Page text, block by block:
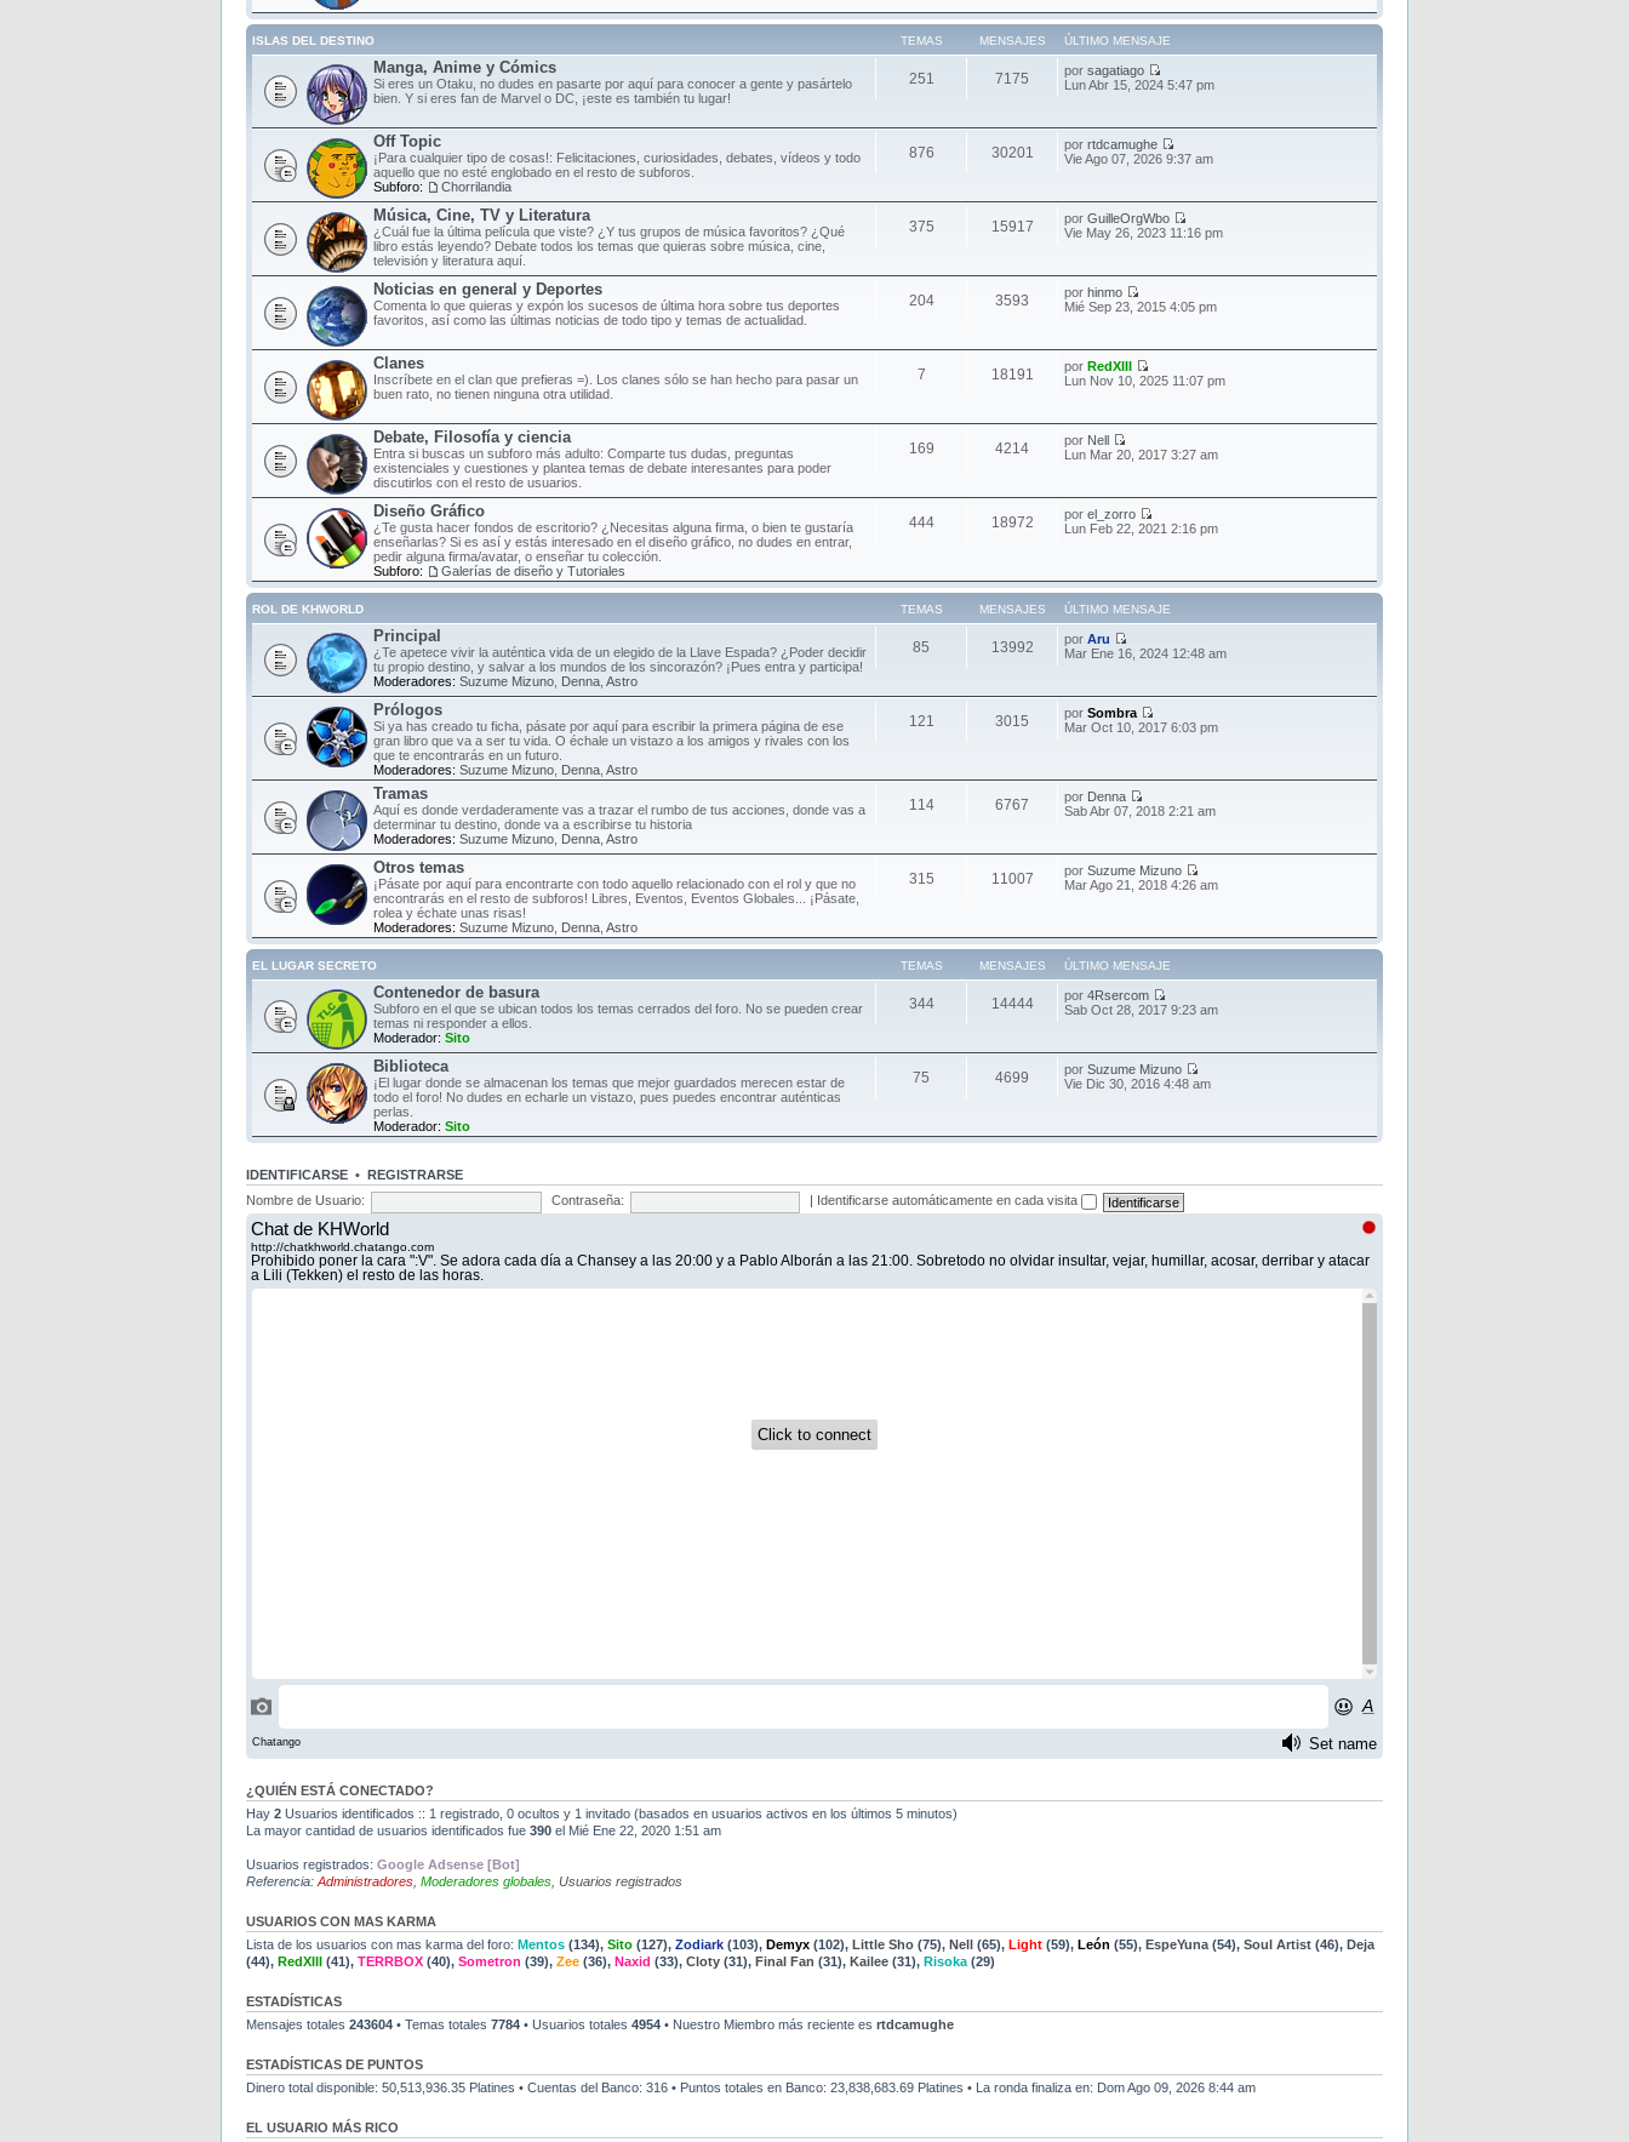
ISLAS DEL DESTINO TEMAS MENSAJES ÚLTIMO MENSAJE
Manga, Anime y Cómics
Si eres un Otaku, no dudes en pasarte por aquí para conocer a gente y pasártelo
bien. Y si eres fan de Marvel o DC, ¡este es también tu lugar!
251 7175 porsagatiago
Lun Abr 15, 2024 5:47 pm
Off Topic
¡Para cualquier tipo de cosas!: Felicitaciones, curiosidades, debates, vídeos y todo
aquello que no esté englobado en el resto de subforos.
Subforo:
Chorrilandia
876 30201 porrtdcamughe
Vie Ago 07, 2026 9:37 am
Música, Cine, TV y Literatura
¿Cuál fue la última película que viste? ¿Y tus grupos de música favoritos? ¿Qué
libro estás leyendo? Debate todos los temas que quieras sobre música, cine,
televisión y literatura aquí.
375 15917 porGuilleOrgWbo
Vie May 26, 2023 11:16 pm
Noticias en general y Deportes
Comenta lo que quieras y expón los sucesos de última hora sobre tus deportes
favoritos, así como las últimas noticias de todo tipo y temas de actualidad.
204 3593 porhinmo
Mié Sep 23, 2015 4:05 pm
Clanes
Inscríbete en el clan que prefieras =). Los clanes sólo se han hecho para pasar un
buen rato, no tienen ninguna otra utilidad.
7 18191 porRedXIII
Lun Nov 10, 2025 11:07 pm
Debate, Filosofía y ciencia
Entra si buscas un subforo más adulto: Comparte tus dudas, preguntas
existenciales y cuestiones y plantea temas de debate interesantes para poder
discutirlos con el resto de usuarios.
169 4214 por Nell
Lun Mar 20, 2017 3:27 am
Diseño Gráfico
¿Te gusta hacer fondos de escritorio? ¿Necesitas alguna firma, o bien te gustaría
enseñarlas? Si es así y estás interesado en el diseño gráfico, no dudes en entrar,
pedir alguna firma/avatar, o enseñar tu colección.
Subforo:
Galerías de diseño y Tutoriales
444 18972 porel_zorro
Lun Feb 22, 2021 2:16 pm
ROL DE KHWORLD TEMAS MENSAJES ÚLTIMO MENSAJE
Principal
¿Te apetece vivir la auténtica vida de un elegido de la Llave Espada? ¿Poder decidir
tu propio destino, y salvar a los mundos de los sincorazón? ¡Pues entra y participa!
Moderadores: Suzume Mizuno Denna Astro
85 13992 porAru
Mar Ene 16, 2024 12:48 am
Prólogos
Si ya has creado tu ficha, pásate por aquí para escribir la primera página de ese
gran libro que va a ser tu vida. O échale un vistazo a los amigos y rivales con los
que te encontrarás en un futuro.
Moderadores: Suzume Mizuno Denna Astro
121 3015 porSombra
Mar Oct 10, 2017 6:03 pm
Tramas
Aquí es donde verdaderamente vas a trazar el rumbo de tus acciones, donde vas a
determinar tu destino, donde va a escribirse tu historia
Moderadores: Suzume Mizuno Denna Astro
114 6767 por Denna
Sab Abr 07, 2018 2:21 am
Otros temas
¡Pásate por aquí para encontrarte con todo aquello relacionado con el rol y que no
encontrarás en el resto de subforos! Libres, Eventos, Eventos Globales... ¡Pásate,
rolea y échate unas risas!
Moderadores: Suzume Mizuno Denna Astro
315 11007 porSuzume Mizuno
Mar Ago 21, 2018 4:26 am
EL LUGAR SECRETO TEMAS MENSAJES ÚLTIMO MENSAJE
Contenedor de basura
Subforo en el que se ubican todos los temas cerrados del foro. No se pueden crear
temas ni responder a ellos.
Moderador: Sito
344 14444 por4Rsercom
Sab Oct 28, 2017 9:23 am
Biblioteca
¡El lugar donde se almacenan los temas que mejor guardados merecen estar de
todo el foro! No dudes en echarle un vistazo, pues puedes encontrar auténticas
perlas.
Moderador: Sito
75 4699 porSuzume Mizuno
Vie Dic 30, 2016 4:48 am
IDENTIFICARSE • REGISTRARSE
Nombre de Usuario:
Contraseña: Identificarse automáticamente en cada visita
¿QUIÉN ESTÁ CONECTADO?
Hay 2 Usuarios identificados :: 1 registrado, 0 ocultos y 1 invitado (basados en usuarios activos en los últimos 5 minutos)
La mayor cantidad de usuarios identificados fue 390 el Mié Ene 22, 2020 1:51 am
Usuarios registrados: Google Adsense [Bot]
Referencia: Administradores Moderadores globales Usuarios registrados
USUARIOS CON MAS KARMA
Lista de los usuarios con mas karma del foro: Mentos (134), Sito (127), Zodiark (103), Demyx (102), Little Sho (75), Nell (65), Light (59), León (55), EspeYuna (54), Soul Artist (46), Deja
(44), RedXIII (41), TERRBOX (40), Sometron (39), Zee (36), Naxid (33), Cloty (31), Final Fan (31), Kailee (31), Risoka (29)
ESTADÍSTICAS
Mensajes totales 243604 • Temas totales 7784 • Usuarios totales 4954 • Nuestro Miembro más reciente es rtdcamughe
ESTADÍSTICAS DE PUNTOS
Dinero total disponible: 50,513,936.35 Platines • Cuentas del Banco: 316 • Puntos totales en Banco: 23,838,683.69 Platines • La ronda finaliza en: Dom Ago 09, 2026 8:44 am
EL USUARIO MÁS RICO